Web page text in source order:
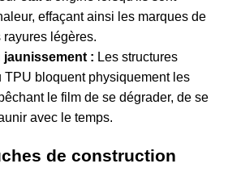
effaçant ainsi les marques de
légères.
jaunissement : Les structures
TPU bloquent physiquement les
le film de se dégrader, de se
avec le temps.
de construction